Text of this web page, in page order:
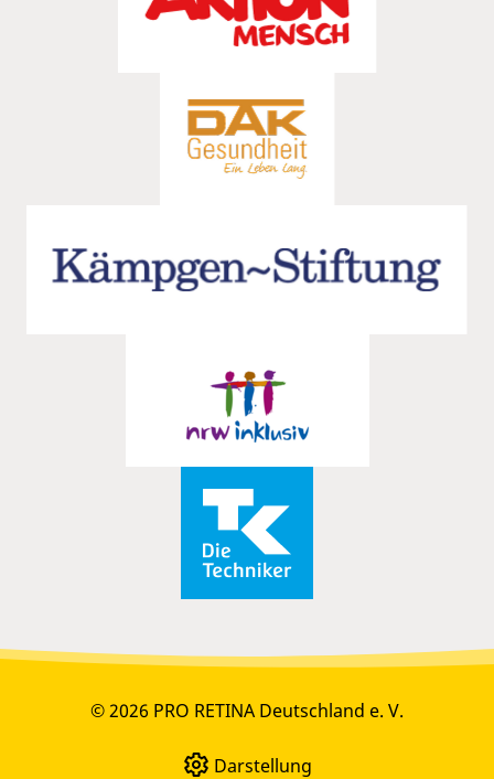
© 2026 PRO RETINA Deutschland e. V.
Darstellung